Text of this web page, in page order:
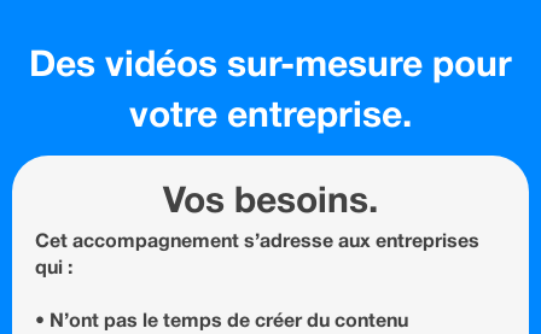
Des vidéos sur-mesure pour
votre entreprise.
Vos besoins.
Cet accompagnement s’adresse aux entreprises
qui :
• N’ont pas le temps de créer du contenu